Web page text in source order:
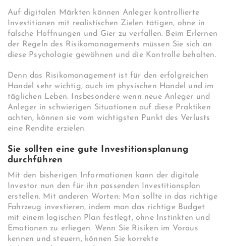
Auf digitalen Märkten können Anleger kontrollierte
Investitionen mit realistischen Zielen tätigen, ohne in
falsche Hoffnungen und Gier zu verfallen. Beim Erlernen
der Regeln des Risikomanagements müssen Sie sich an
diese Psychologie gewöhnen und die Kontrolle behalten.
Denn das Risikomanagement ist für den erfolgreichen
Handel sehr wichtig, auch im physischen Handel und im
täglichen Leben. Insbesondere wenn neue Anleger und
Anleger in schwierigen Situationen auf diese Praktiken
achten, können sie vom wichtigsten Punkt des Verlusts
eine Rendite erzielen.
Sie sollten eine gute Investitionsplanung
durchführen
Mit den bisherigen Informationen kann der digitale
Investor nun den für ihn passenden Investitionsplan
erstellen. Mit anderen Worten: Man sollte in das richtige
Fahrzeug investieren, indem man das richtige Budget
mit einem logischen Plan festlegt, ohne Instinkten und
Emotionen zu erliegen. Wenn Sie Risiken im Voraus
kennen und steuern, können Sie korrekte